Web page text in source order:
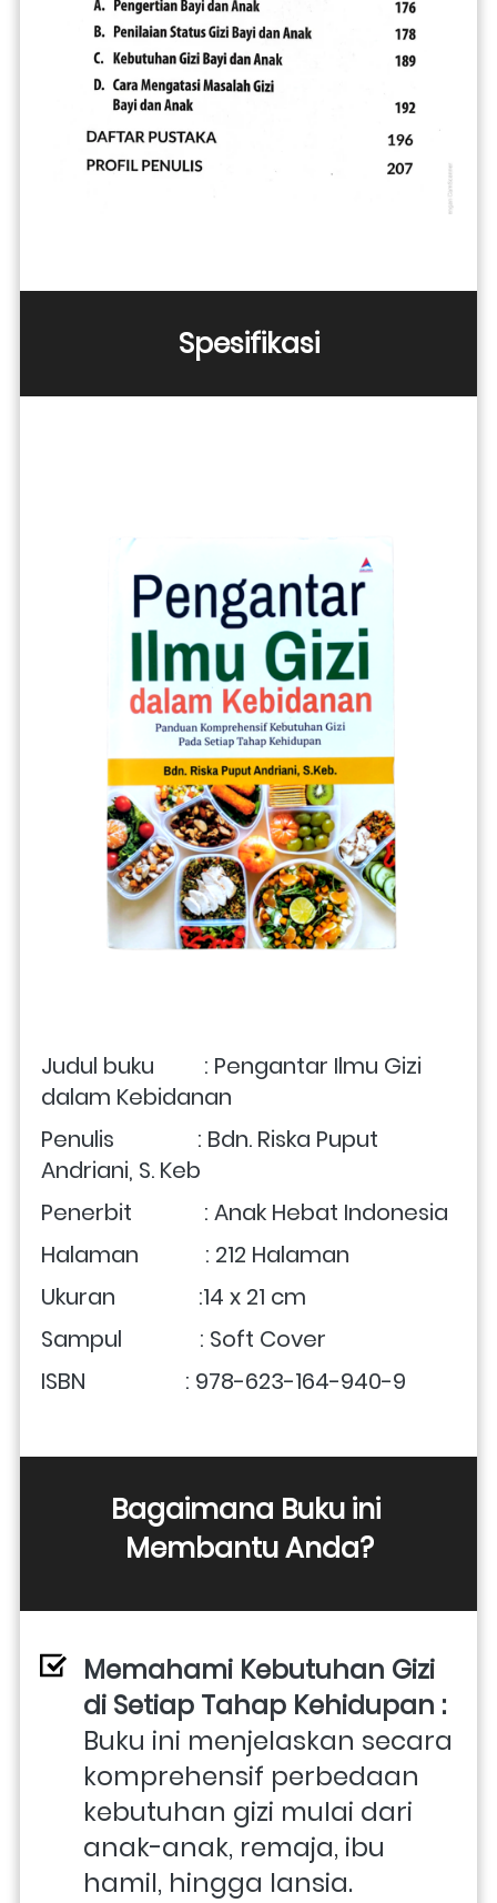
Spesifikasi
Judul buku         : Pengantar Ilmu Gizi
dalam Kebidanan
Penulis               : Bdn. Riska Puput
Andriani, S. Keb
Penerbit             : Anak Hebat Indonesia
Halaman            : 212 Halaman
Ukuran               :14 x 21 cm
Sampul              : Soft Cover
ISBN                  : 978-623-164-940-9
Bagaimana Buku ini
Membantu Anda?
Memahami Kebutuhan Gizi
Buku ini menjelaskan secara
komprehensif perbedaan
kebutuhan gizi mulai dari
anak-anak, remaja, ibu
hamil, hingga lansia.